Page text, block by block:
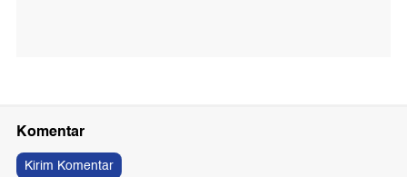
Komentar
Kirim Komentar